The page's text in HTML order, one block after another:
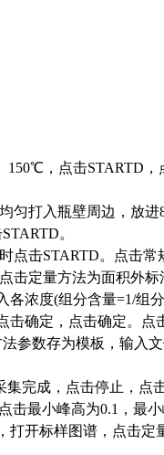
，点击STARTD，
匀打入瓶壁周边，放
。
点击STARTD。点击常
击定量方法为面积外
各浓度(组分含量=1/组
确定，点击确定。点
参数存为模板，输入文
集完成，点击停止，点
击最小峰高为0.1，最
打开标样图谱，点击定